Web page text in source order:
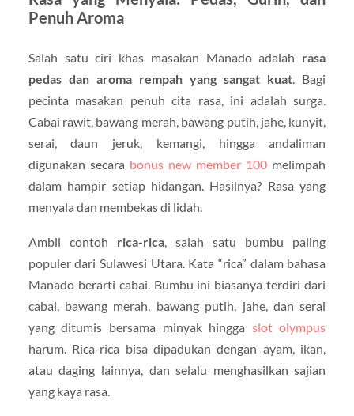
Penuh Aroma
Salah satu ciri khas masakan Manado adalah rasa
pedas dan aroma rempah yang sangat kuat. Bagi
pecinta masakan penuh cita rasa, ini adalah surga.
Cabai rawit, bawang merah, bawang putih, jahe, kunyit,
serai, daun jeruk, kemangi, hingga andaliman
digunakan secara bonus new member 100 melimpah
dalam hampir setiap hidangan. Hasilnya? Rasa yang
menyala dan membekas di lidah.
Ambil contoh rica-rica, salah satu bumbu paling
populer dari Sulawesi Utara. Kata “rica” dalam bahasa
Manado berarti cabai. Bumbu ini biasanya terdiri dari
cabai, bawang merah, bawang putih, jahe, dan serai
yang ditumis bersama minyak hingga slot olympus
harum. Rica-rica bisa dipadukan dengan ayam, ikan,
atau daging lainnya, dan selalu menghasilkan sajian
yang kaya rasa.